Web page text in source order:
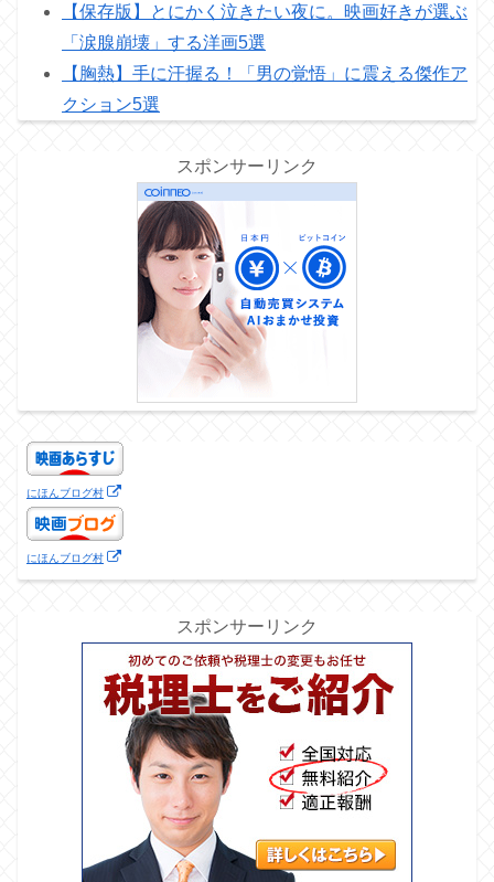
【保存版】とにかく泣きたい夜に。映画好きが選ぶ
「涙腺崩壊」する洋画5選
【胸熱】手に汗握る！「男の覚悟」に震える傑作ア
クション5選
スポンサーリンク
にほんブログ村
にほんブログ村
スポンサーリンク